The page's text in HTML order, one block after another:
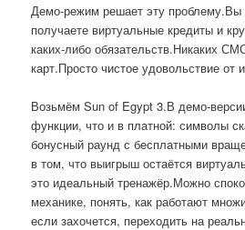
Демо-режим решает эту проблему.Вы
получаете виртуальные кредиты и
каких-либо обязательств.Никаких
карт.Просто чистое удовольствие от
Возьмём Sun of Egypt 3.В демо-
функции, что и в платной: символы
бонусный раунд с бесплатными
в том, что выигрыш остаётся
это идеальный тренажёр.Можно
механике, понять, как работают
если захочется, переходить на